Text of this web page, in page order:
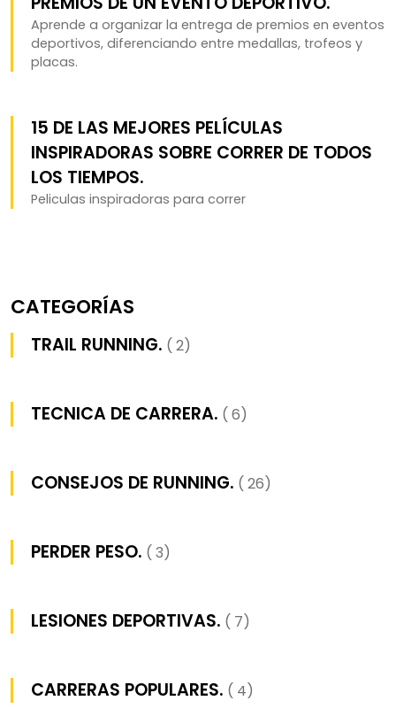
Aprende a organizar la entrega de premios en eventos
deportivos, diferenciando entre medallas, trofeos y
placas.
15 DE LAS MEJORES PELÍCULAS
INSPIRADORAS SOBRE CORRER DE TODOS
LOS TIEMPOS.
Peliculas inspiradoras para correr
CATEGORÍAS
TRAIL RUNNING. ( 2)
TECNICA DE CARRERA. ( 6)
CONSEJOS DE RUNNING. ( 26)
PERDER PESO. ( 3)
LESIONES DEPORTIVAS. ( 7)
CARRERAS POPULARES. ( 4)